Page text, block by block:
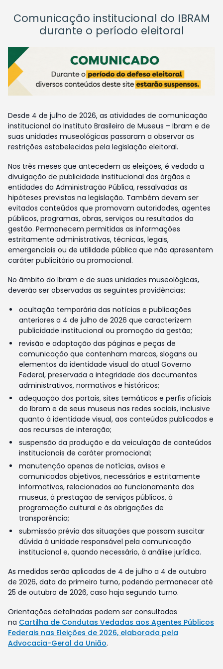
Comunicação institucional do IBRAM
durante o período eleitoral
Desde 4 de julho de 2026, as atividades de comunicação
institucional do Instituto Brasileiro de Museus – Ibram e de
suas unidades museológicas passaram a observar as
restrições estabelecidas pela legislação eleitoral.
Nos três meses que antecedem as eleições, é vedada a
divulgação de publicidade institucional dos órgãos e
entidades da Administração Pública, ressalvadas as
hipóteses previstas na legislação. Também devem ser
evitados conteúdos que promovam autoridades, agentes
públicos, programas, obras, serviços ou resultados da
gestão. Permanecem permitidas as informações
estritamente administrativas, técnicas, legais,
emergenciais ou de utilidade pública que não apresentem
caráter publicitário ou promocional.
No âmbito do Ibram e de suas unidades museológicas,
deverão ser observadas as seguintes providências:
ocultação temporária das notícias e publicações
anteriores a 4 de julho de 2026 que caracterizem
publicidade institucional ou promoção da gestão;
revisão e adaptação das páginas e peças de
comunicação que contenham marcas, slogans ou
elementos da identidade visual do atual Governo
Federal, preservada a integridade dos documentos
administrativos, normativos e históricos;
adequação dos portais, sites temáticos e perfis oficiais
do Ibram e de seus museus nas redes sociais, inclusive
quanto à identidade visual, aos conteúdos publicados e
aos recursos de interação;
suspensão da produção e da veiculação de conteúdos
institucionais de caráter promocional;
manutenção apenas de notícias, avisos e
comunicados objetivos, necessários e estritamente
informativos, relacionados ao funcionamento dos
museus, à prestação de serviços públicos, à
programação cultural e às obrigações de
transparência;
submissão prévia das situações que possam suscitar
dúvida à unidade responsável pela comunicação
institucional e, quando necessário, à análise jurídica.
As medidas serão aplicadas de 4 de julho a 4 de outubro
de 2026, data do primeiro turno, podendo permanecer até
25 de outubro de 2026, caso haja segundo turno.
Orientações detalhadas podem ser consultadas
na Cartilha de Condutas Vedadas aos Agentes Públicos
Federais nas Eleições de 2026, elaborada pela
Advocacia-Geral da União.